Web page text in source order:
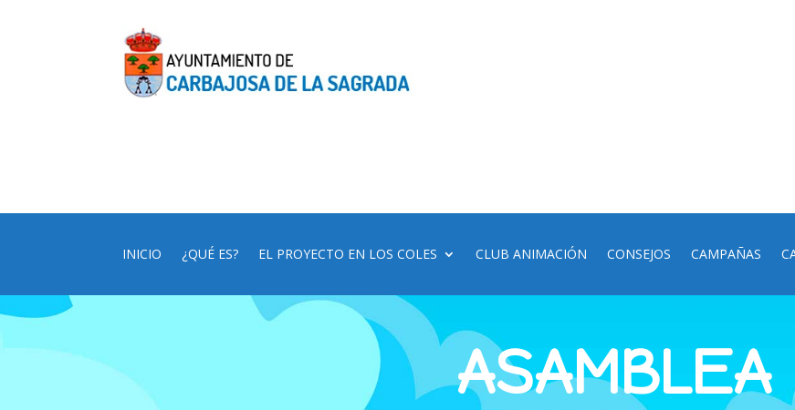
INICIO ¿QUÉ ES? EL PROYECTO EN LOS COLES CLUB ANIMACIÓN CONSEJOS CAMPAÑAS
ASAMBLEA